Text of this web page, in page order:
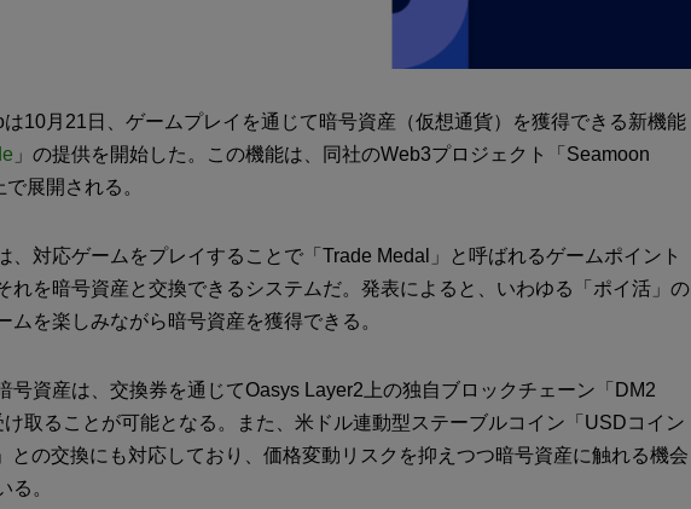
は10月21日、ゲームプレイを通じて暗号資産（仮想通貨）を獲得できる新機能
」の提供を開始した。この機能は、同社のWeb3プロジェクト「Seamoon
展開される。
、対応ゲームをプレイすることで「Trade Medal」と呼ばれるゲームポイント
れを暗号資産と交換できるシステムだ。発表によると、いわゆる「ポイ活」の
ムを楽しみながら暗号資産を獲得できる。
号資産は、交換券を通じてOasys Layer2上の独自ブロックチェーン「DM2
け取ることが可能となる。また、米ドル連動型ステーブルコイン「USDコイン
との交換にも対応しており、価格変動リスクを抑えつつ暗号資産に触れる機会
る。